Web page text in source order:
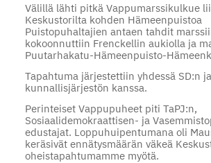
Välillä lähti pitkä Vappumarssikulkue
Keskustorilta kohden Hämeenpuistoa
Puistopuhaltajien antaen tahdit
kokoonnuttiin Frenckellin aukiolla ja
Puutarhakatu-Hämeenpuisto-
Tapahtuma järjestettiin yhdessä SD:n
kunnallisjärjestön kanssa.
Perinteiset Vappupuheet piti TaPJ:n,
Sosiaalidemokraattisen- ja
edustajat. Loppuhuipentumana oli
keräsivät ennätysmäärän väkeä
oheistapahtumamme myötä.